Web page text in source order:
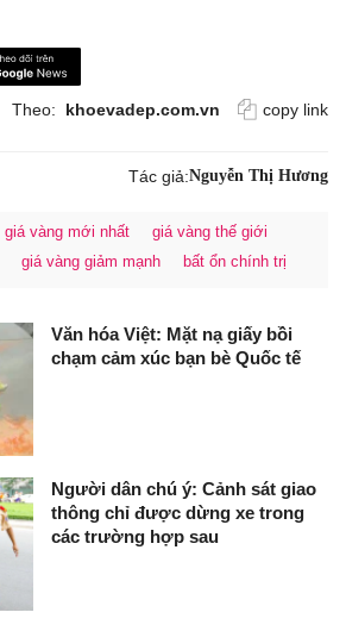
Theo: khoevadep.com.vn copy link
Tác giả:Nguyễn Thị Hương
giá vàng mới nhất
giá vàng thế giới
giá vàng giảm mạnh bất ổn chính trị
Văn hóa Việt: Mặt nạ giấy bồi
chạm cảm xúc bạn bè Quốc tế
Người dân chú ý: Cảnh sát giao
thông chỉ được dừng xe trong
các trường hợp sau